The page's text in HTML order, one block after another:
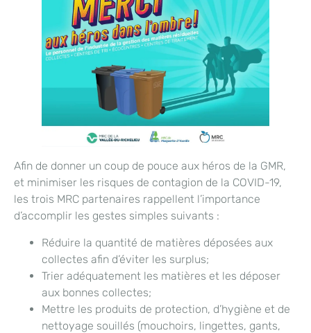
Afin de donner un coup de pouce aux héros de la GMR,
et minimiser les risques de contagion de la COVID-19,
les trois MRC partenaires rappellent l’importance
d’accomplir les gestes simples suivants :
Réduire la quantité de matières déposées aux
collectes afin d’éviter les surplus;
Trier adéquatement les matières et les déposer
aux bonnes collectes;
Mettre les produits de protection, d’hygiène et de
nettoyage souillés (mouchoirs, lingettes, gants,